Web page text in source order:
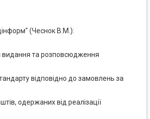
(Чеснок В.М.):
видання та розповсюдження
відповідно до замовлень за
одержаних від реалізації